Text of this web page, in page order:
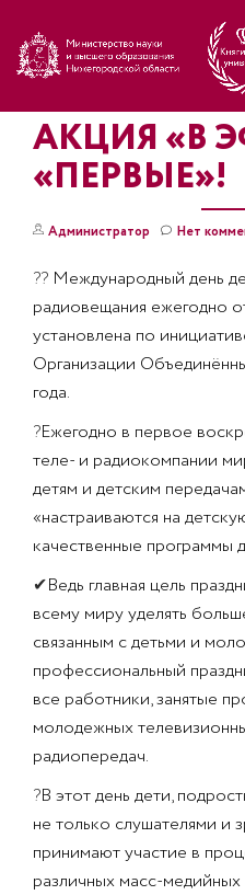
АКЦИЯ «В
«ПЕРВЫЕ»!
Администратор Нет
?? Международный день
радиовещания ежегодно
установлена по
Организации
года.
?Ежегодно в первое
теле- и радиокомпании
детям и детским
«настраиваются на
качественные программы
✔Ведь главная цель
всему миру уделять
связанным с детьми и
профессиональный
все работники, занятые
молодежных
радиопередач.
?В этот день дети,
не только слушателями и
принимают участие в
различных масс-